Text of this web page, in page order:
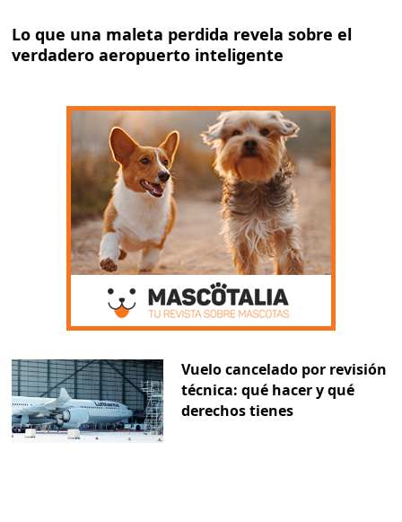
Lo que una maleta perdida revela sobre el
verdadero aeropuerto inteligente
Vuelo cancelado por revisión
técnica: qué hacer y qué
derechos tienes